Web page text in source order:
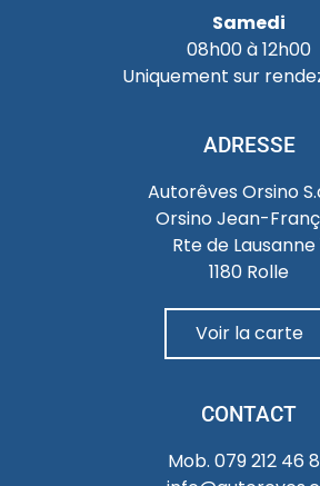
Samedi
08h00 à 12h00
Uniquement sur
ADRESSE
Autorêves Orsino
Orsino Jean-
Rte de Lausanne
1180 Rolle
Voir la carte
CONTACT
Mob. 079 212 46